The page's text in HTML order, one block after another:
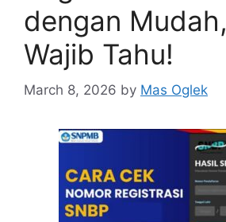
dengan
Wajib Tahu!
March 8, 2026 by Mas Oglek